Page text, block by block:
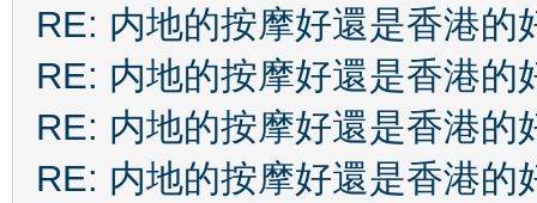
RE: 内地的按摩好還是香港的
RE: 内地的按摩好還是香港的
RE: 内地的按摩好還是香港的
RE: 内地的按摩好還是香港的